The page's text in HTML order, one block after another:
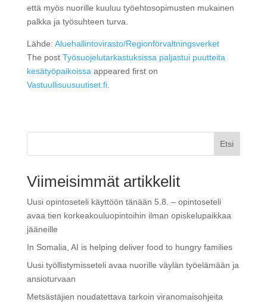
että myös nuorille kuuluu työehtosopimusten mukainen
palkka ja työsuhteen turva.
Lähde: Aluehallintovirasto/Regionförvaltningsverket
The post Työsuojelutarkastuksissa paljastui puutteita
kesätyöpaikoissaappeared first on
Vastuullisuusuutiset.fi.
Etsi
Viimeisimmät artikkelit
Uusi opintoseteli käyttöön tänään 5.8. – opintoseteli
avaa tien korkeakouluopintoihin ilman opiskelupaikkaa
jääneille
In Somalia, AI is helping deliver food to hungry families
Uusi työllistymisseteli avaa nuorille väylän työelämään ja
ansioturvaan
Metsästäjien noudatettava tarkoin viranomaisohjeita